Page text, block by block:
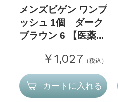
メンズビゲン ワンプ
ッシュ 1個 ダーク
ブラウン 6 【医薬...
￥1,027 （税込）
カートに入れる